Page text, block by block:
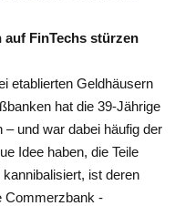
FinTechs stürzen
etablierten Geldhäusern
hat die 39-Jährige
und war dabei häufig der
Idee haben, die Teile
ist deren
Commerzbank -